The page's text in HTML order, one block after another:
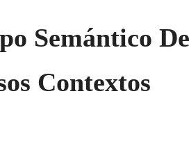
Semántico
Contextos